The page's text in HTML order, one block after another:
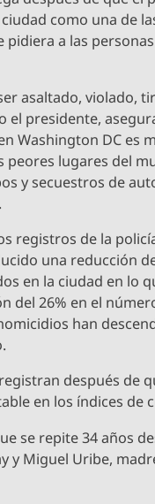
como una de
pidiera a las
asaltado, violado,
el presidente,
Washington DC es
peores lugares del
y secuestros de
registros de la
una reducción
en la ciudad en lo
del 26% en el
han
después de
en los índices de
se repite 34 años
y Miguel Uribe,